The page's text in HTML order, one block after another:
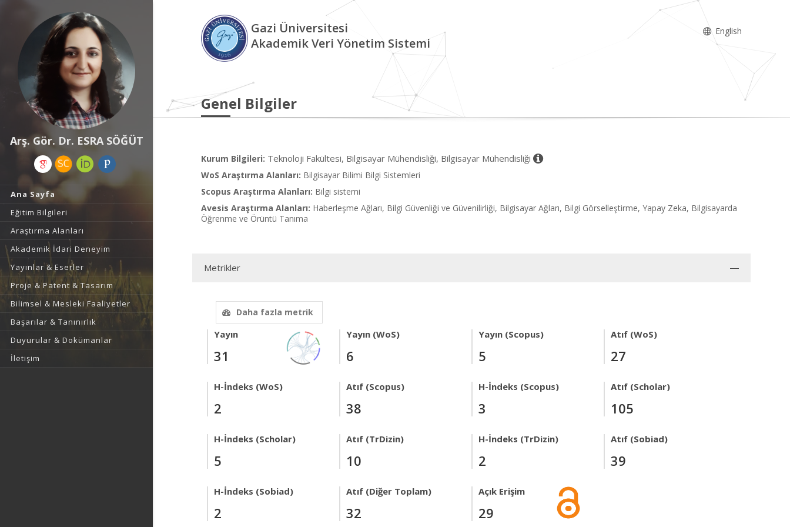
Arş. Gör. Dr. ESRA SÖĞÜT
Ana Sayfa
Eğitim Bilgileri
Araştırma Alanları
Akademik İdari Deneyim
Yayınlar & Eserler
Proje & Patent & Tasarım
Bilimsel & Mesleki Faaliyetler
Başarılar & Tanınırlık
Duyurular & Dokümanlar
İletişim
Gazi Üniversitesi
Akademik Veri Yönetim Sistemi
English
Genel Bilgiler
Kurum Bilgileri: Teknoloji Fakültesi, Bilgisayar Mühendisliği, Bilgisayar Mühendisliği
WoS Araştırma Alanları: Bilgisayar Bilimi Bilgi Sistemleri
Scopus Araştırma Alanları: Bilgi sistemi
Avesis Araştırma Alanları: Haberleşme Ağları, Bilgi Güvenliği ve Güvenilirliği, Bilgisayar Ağları, Bilgi Görselleştirme, Yapay Zeka, Bilgisayarda
Öğrenme ve Örüntü Tanıma
Metrikler
Daha fazla metrik
Yayın
31
Yayın (WoS)
6
Yayın (Scopus)
5
Atıf (WoS)
27
H-İndeks (WoS)
2
Atıf (Scopus)
38
H-İndeks (Scopus)
3
Atıf (Scholar)
105
H-İndeks (Scholar)
5
Atıf (TrDizin)
10
H-İndeks (TrDizin)
2
Atıf (Sobiad)
39
H-İndeks (Sobiad)
2
Atıf (Diğer Toplam)
32
Açık Erişim
29